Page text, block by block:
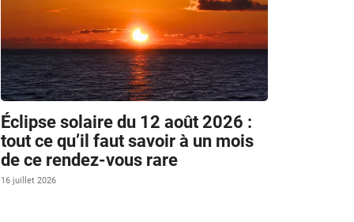
Éclipse solaire du 12 août 2026 :
tout ce qu’il faut savoir à un mois
de ce rendez-vous rare
16 juillet 2026